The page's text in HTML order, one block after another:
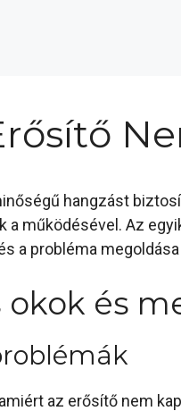
hangzást
a működésével. Az
a probléma
okok és
az erősítő nem